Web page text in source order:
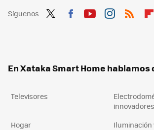
Síguenos
En Xataka Smart Home hablamos
Televisores
innovadores
Hogar
Iluminación